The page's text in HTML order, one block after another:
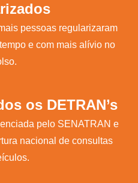
pessoas regularizaram
e com mais alívio no
os DETRAN’s
pelo SENATRAN e
nacional de consultas